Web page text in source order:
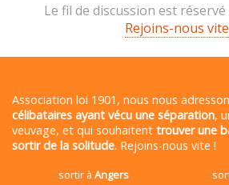
Le fil de discussion est
Rejoins-nous vite
Association loi 1901, nous nous
célibataires ayant vécu une séparation,
veuvage, et qui souhaitent trouver une
sortir de la solitude. Rejoins-nous vite !
sortir àAngers